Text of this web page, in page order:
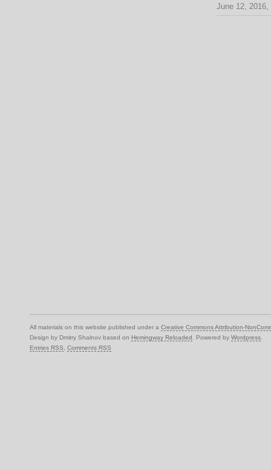
June 12,
All materials on this website published under a Creative Commons Attribution-
Design by Dmitry Shalnov based on Hemingway Reloaded . Powered by Wordpress.
Entries RSS, Comments RSS